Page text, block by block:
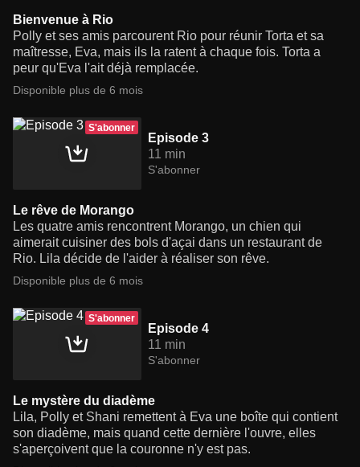
Bienvenue à Rio
Polly et ses amis parcourent Rio pour réunir Torta et sa
maîtresse, Eva, mais ils la ratent à chaque fois. Torta a
peur qu'Eva l'ait déjà remplacée.
Disponible plus de 6 mois
S'abonner
Episode 3
11 min
S'abonner
Le rêve de Morango
Les quatre amis rencontrent Morango, un chien qui
aimerait cuisiner des bols d'açai dans un restaurant de
Rio. Lila décide de l'aider à réaliser son rêve.
Disponible plus de 6 mois
S'abonner
Episode 4
11 min
S'abonner
Le mystère du diadème
Lila, Polly et Shani remettent à Eva une boîte qui contient
son diadème, mais quand cette dernière l'ouvre, elles
s'aperçoivent que la couronne n'y est pas.